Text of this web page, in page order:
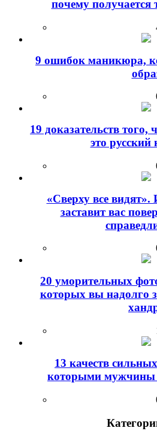
почему получается
9 ошибок маникюра,
19 доказательств
это русский
«Сверху все видят».
заставит вас
20 уморительных
которых вы надолго
13 качеств
которыми мужчины